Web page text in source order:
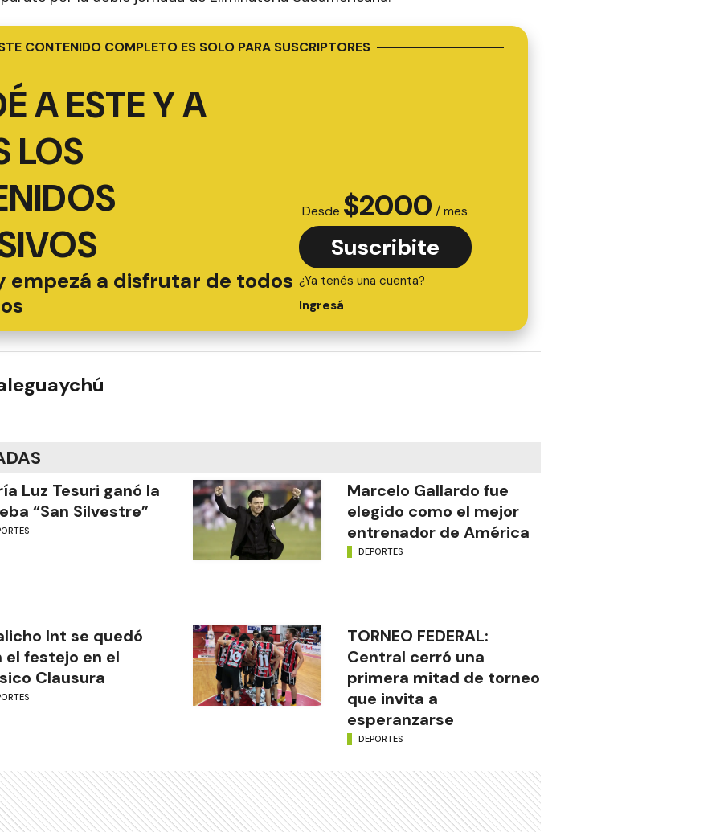
CONTENIDO COMPLETO ES SOLO PARA SUSCRIPTORES
A ESTE Y A
LOS
empezá a disfrutar de todos
Desde $2000 / mes
Suscribite
¿Ya tenés una cuenta?
Ingresá
Luz Tesuri ganó la
“San Silvestre”
Marcelo Gallardo fue
elegido como el mejor
entrenador de América
DEPORTES
Int se quedó
el festejo en el
Clausura
TORNEO FEDERAL:
Central cerró una
primera mitad de torneo
que invita a
esperanzarse
DEPORTES